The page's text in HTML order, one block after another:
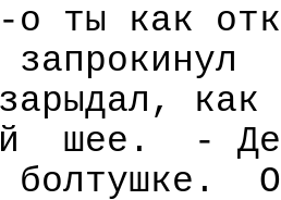
о ты как
зарыдал, как
шее.
-